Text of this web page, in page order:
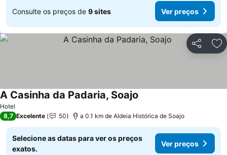
Consulte os preços de 9 sites Ver preços
Partilhar
Hotel
A Casinha da Padaria, Soajo
8,7 Excelente 50 a 0.1 km de Aldeia Histórica de Soajo
Selecione as datas para ver os preços
exatos.
Ver preços